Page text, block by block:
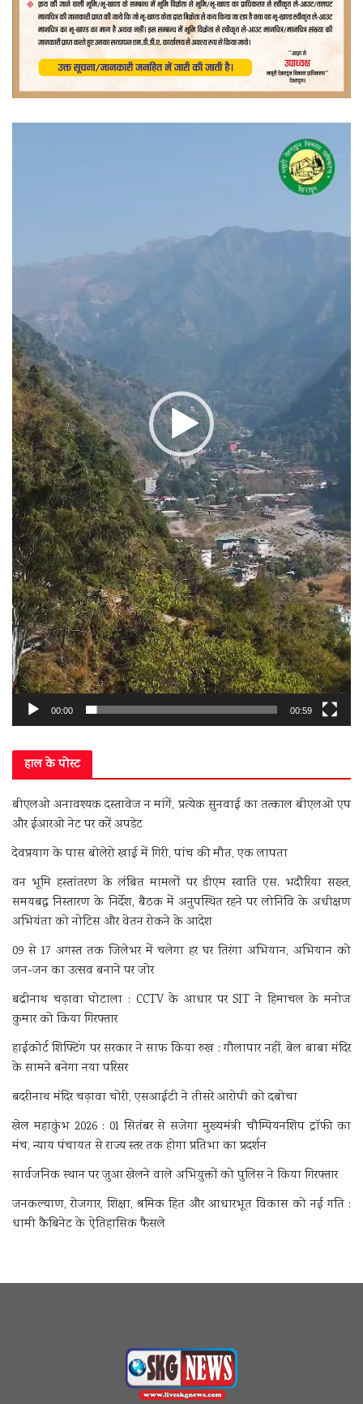
00:00 00:59
हाल के पोस्ट
बीएलओ अनावश्यक दस्तावेज न मांगें, प्रत्येक सुनवाई का तत्काल बीएलओ एप
और ईआरओ नेट पर करें अपडेट
देवप्रयाग के पास बोलेरो खाई में गिरी, पांच की मौत, एक लापता
वन भूमि हस्तांतरण के लंबित मामलों पर डीएम स्वाति एस. भदौरिया सख्त,
समयबद्ध निस्तारण के निर्देश, बैठक में अनुपस्थित रहने पर लोनिवि के अधीक्षण
अभियंता को नोटिस और वेतन रोकने के आदेश
09 से 17 अगस्त तक जिलेभर में चलेगा हर घर तिरंगा अभियान, अभियान को
जन-जन का उत्सव बनाने पर जोर
बद्रीनाथ चढ़ावा घोटाला : CCTV के आधार पर SIT ने हिमाचल के मनोज
कुमार को किया गिरफ्तार
हाईकोर्ट शिफ्टिंग पर सरकार ने साफ किया रुख : गौलापार नहीं, बेल बाबा मंदिर
के सामने बनेगा नया परिसर
बदरीनाथ मंदिर चढ़ावा चोरी, एसआईटी ने तीसरे आरोपी को दबोचा
खेल महाकुंभ 2026 : 01 सितंबर से सजेगा मुख्यमंत्री चौम्पियनशिप ट्रॉफी का
मंच, न्याय पंचायत से राज्य स्तर तक होगा प्रतिभा का प्रदर्शन
सार्वजनिक स्थान पर जुआ खेलने वाले अभियुक्तों को पुलिस ने किया गिरफ्तार
जनकल्याण, रोजगार, शिक्षा, श्रमिक हित और आधारभूत विकास को नई गति :
धामी कैबिनेट के ऐतिहासिक फैसले